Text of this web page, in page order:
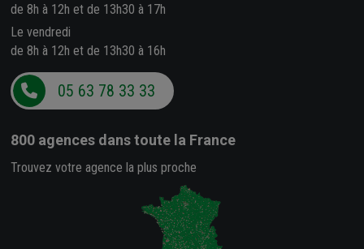
de 8h à 12h et de 13h30 à 17h
Le vendredi
de 8h à 12h et de 13h30 à 16h
05 63 78 33 33
800 agences dans toute la France
Trouvez votre agence la plus proche